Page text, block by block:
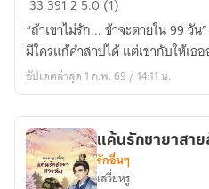
สาป
รัก
99
วัน
ชายา
ปีศาจ
33 3912 5.0 (1)
“ถ้าเขาไม่รัก... ข้าจะตายใน 99 วั
มีใครแก้คำสาปได้ แต่เขากับให้เธ
อัปเดตล่าสุด 1 ก.พ. 69 / 14:11 น.
แค้นรักชายาสาย
รักอื่นๆ
เสวี่ยหรู